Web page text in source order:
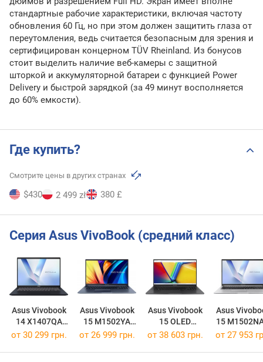
стандартные рабочие характеристики, включая частоту
обновления 60 Гц, но при этом должен защитить глаза от
переутомления, ведь считается безопасным для зрения и
сертифицирован концерном TÜV Rheinland. Из бонусов
стоит выделить наличие веб-камеры с защитной
шторкой и аккумуляторной батареи с функцией Power
Delivery и быстрой зарядкой (за 49 минут восполняется
до 60% емкости).
Где купить?
Смотрите цены в других странах
$430 2 499 zł 380 £
Серия Asus VivoBook (средний класс)
Asus Vivobook
14 X1407QA
[X1407QA-LY034W]
Asus Vivobook
15 M1502YA
[M1502YA-BQ325]
Asus Vivobook
15 OLED
X1505VA
Asus
15
от 30 299 грн. от 26 999 грн. от 38 603 грн. от 27 953